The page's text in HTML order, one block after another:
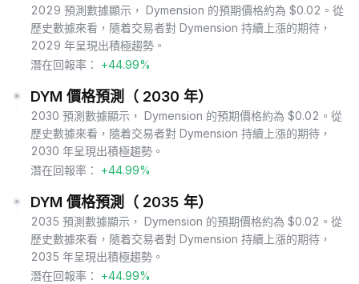
2029 預測數據顯示， Dymension 的預期價格約為 $0.02。從
歷史數據來看，隨着交易者對 Dymension 持續上漲的期待，
2029 年呈現出積極趨勢。
潛在回報率：
+44.99%
DYM 價格預測（ 2030 年）
2030 預測數據顯示， Dymension 的預期價格約為 $0.02。從
歷史數據來看，隨着交易者對 Dymension 持續上漲的期待，
2030 年呈現出積極趨勢。
潛在回報率：
+44.99%
DYM 價格預測（ 2035 年）
2035 預測數據顯示， Dymension 的預期價格約為 $0.02。從
歷史數據來看，隨着交易者對 Dymension 持續上漲的期待，
2035 年呈現出積極趨勢。
潛在回報率：
+44.99%